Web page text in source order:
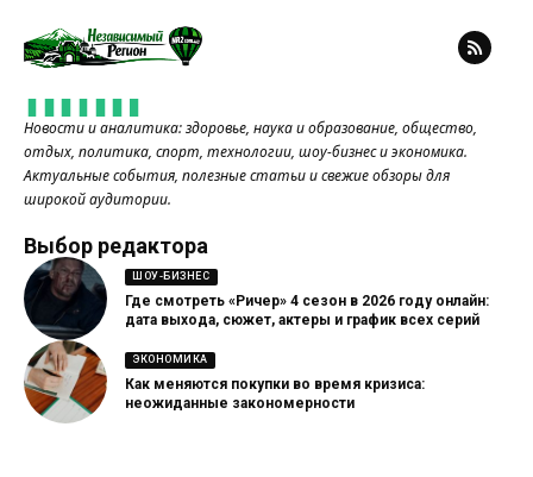
Новости и аналитика: здоровье, наука и образование, общество,
отдых, политика, спорт, технологии, шоу-бизнес и экономика.
Актуальные события, полезные статьи и свежие обзоры для
широкой аудитории.
Выбор редактора
ШОУ-БИЗНЕС
Где смотреть «Ричер» 4 сезон в 2026 году онлайн:
дата выхода, сюжет, актеры и график всех серий
ЭКОНОМИКА
Как меняются покупки во время кризиса:
неожиданные закономерности